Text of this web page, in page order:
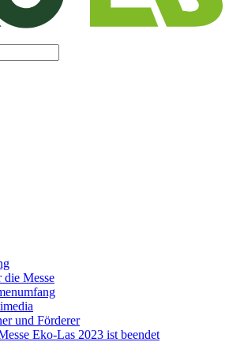
die Messe
und Förderer
Eko-Las 2023 ist beendet